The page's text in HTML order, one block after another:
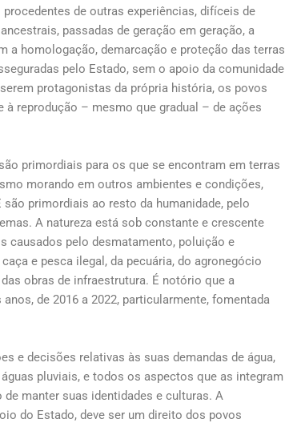
de outras experiências, difíceis de
passadas de geração em geração, a
a homologação, demarcação e proteção das terras
pelo Estado, sem o apoio da comunidade
protagonistas da própria história, os povos
reprodução – mesmo que gradual – de ações
primordiais para os que se encontram em terras
morando em outros ambientes e condições,
primordiais ao resto da humanidade, pelo
A natureza está sob constante e crescente
causados pelo desmatamento, poluição e
e pesca ilegal, da pecuária, do agronegócio
obras de infraestrutura. É notório que a
de 2016 a 2022, particularmente, fomentada
e decisões relativas às suas demandas de água,
pluviais, e todos os aspectos que as integram
manter suas identidades e culturas. A
do Estado, deve ser um direito dos povos